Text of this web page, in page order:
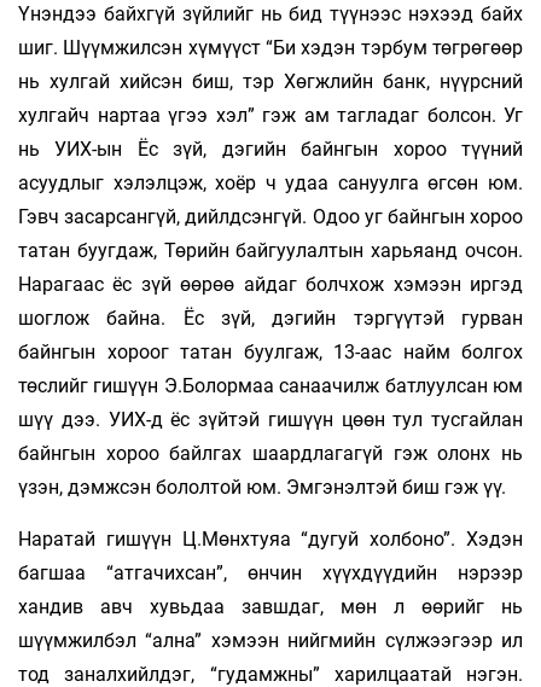
Үнэндээ байхгүй зүйлийг нь бид түүнээс нэхээд байх
шиг. Шүүмжилсэн хүмүүст “Би хэдэн тэрбум төгрөгөөр
нь хулгай хийсэн биш, тэр Хөгжлийн банк, нүүрсний
хулгайч нартаа үгээ хэл” гэж ам тагладаг болсон. Уг
нь УИХ-ын Ёс зүй, дэгийн байнгын хороо түүний
асуудлыг хэлэлцэж, хоёр ч удаа сануулга өгсөн юм.
Гэвч засарсангүй, дийлдсэнгүй. Одоо уг байнгын хороо
татан буугдаж, Төрийн байгуулалтын харьяанд очсон.
Нарагаас ёс зүй өөрөө айдаг болчхож хэмээн иргэд
шоглож байна. Ёс зүй, дэгийн тэргүүтэй гурван
байнгын хороог татан буулгаж, 13-аас найм болгох
төслийг гишүүн Э.Болормаа санаачилж батлуулсан юм
шүү дээ. УИХ-д ёс зүйтэй гишүүн цөөн тул тусгайлан
байнгын хороо байлгах шаардлагагүй гэж олонх нь
үзэн, дэмжсэн бололтой юм. Эмгэнэлтэй биш гэж үү.
Наратай гишүүн Ц.Мөнхтуяа “дугуй холбоно”. Хэдэн
багшаа “атгачихсан”, өнчин хүүхдүүдийн нэрээр
хандив авч хувьдаа завшдаг, мөн л өөрийг нь
шүүмжилбэл “ална” хэмээн нийгмийн сүлжээгээр ил
тод заналхийлдэг, “гудамжны” харилцаатай нэгэн.